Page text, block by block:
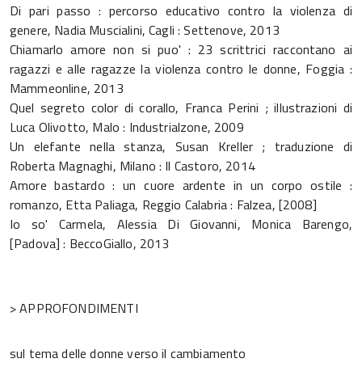
Di pari passo : percorso educativo contro la violenza di
genere, Nadia Muscialini, Cagli : Settenove, 2013
Chiamarlo amore non si puo' : 23 scrittrici raccontano ai
ragazzi e alle ragazze la violenza contro le donne, Foggia :
Mammeonline, 2013
Quel segreto color di corallo, Franca Perini ; illustrazioni di
Luca Olivotto, Malo : Industrialzone, 2009
Un elefante nella stanza, Susan Kreller ; traduzione di
Roberta Magnaghi, Milano : Il Castoro, 2014
Amore bastardo : un cuore ardente in un corpo ostile :
romanzo, Etta Paliaga, Reggio Calabria : Falzea, [2008]
Io so' Carmela, Alessia Di Giovanni, Monica Barengo,
[Padova] : BeccoGiallo, 2013
> APPROFONDIMENTI
sul tema delle donne verso il cambiamento